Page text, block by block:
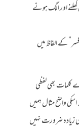
اور الگ ہونے
کے الفاظ میں
بھی لفظی
اسکی واضح مثال ہمیں
زیادہ ضرورت نہیں